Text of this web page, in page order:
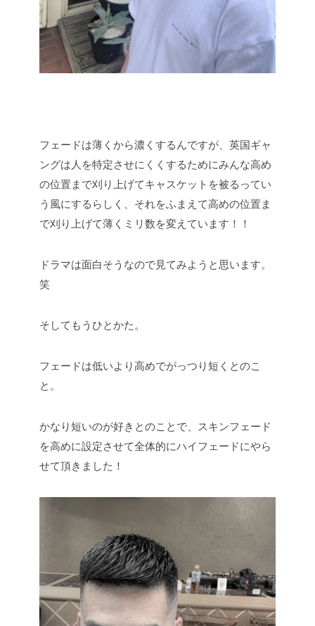
フェードは薄くから濃くするんですが、英国ギャ
ングは人を特定させにくくするためにみんな高め
の位置まで刈り上げてキャスケットを被るってい
う風にするらしく、それをふまえて高めの位置ま
で刈り上げて薄くミリ数を変えています！！
ドラマは面白そうなので見てみようと思います。
笑
そしてもうひとかた。
フェードは低いより高めでがっつり短くとのこ
と。
かなり短いのが好きとのことで、スキンフェード
を高めに設定させて全体的にハイフェードにやら
せて頂きました！